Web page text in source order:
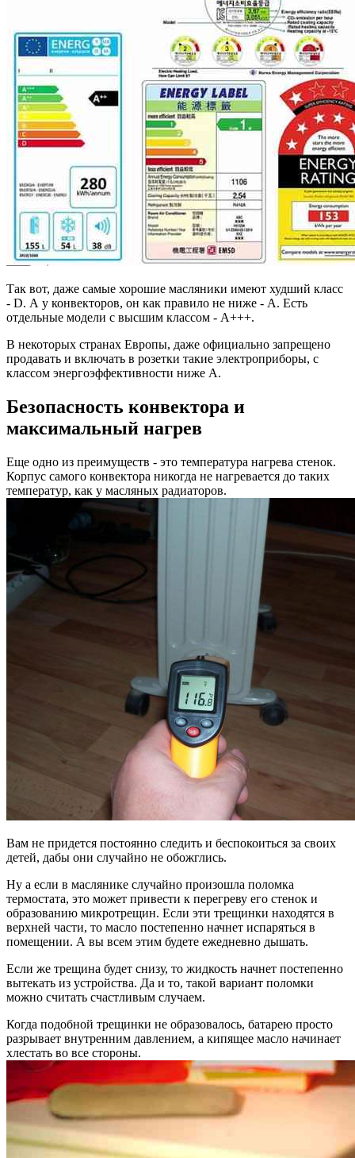
Так вот, даже самые хорошие масляники имеют худший класс
- D. А у конвекторов, он как правило не ниже - А. Есть
отдельные модели с высшим классом - А+++.
В некоторых странах Европы, даже официально запрещено
продавать и включать в розетки такие электроприборы, с
классом энергоэффективности ниже А.
Безопасность конвектора и
максимальный нагрев
Еще одно из преимуществ - это температура нагрева стенок.
Корпус самого конвектора никогда не нагревается до таких
температур, как у масляных радиаторов.
Вам не придется постоянно следить и беспокоиться за своих
детей, дабы они случайно не обожглись.
Ну а если в маслянике случайно произошла поломка
термостата, это может привести к перегреву его стенок и
образованию микротрещин. Если эти трещинки находятся в
верхней части, то масло постепенно начнет испаряться в
помещении. А вы всем этим будете ежедневно дышать.
Если же трещина будет снизу, то жидкость начнет постепенно
вытекать из устройства. Да и то, такой вариант поломки
можно считать счастливым случаем.
Когда подобной трещинки не образовалось, батарею просто
разрывает внутренним давлением, а кипящее масло начинает
хлестать во все стороны.